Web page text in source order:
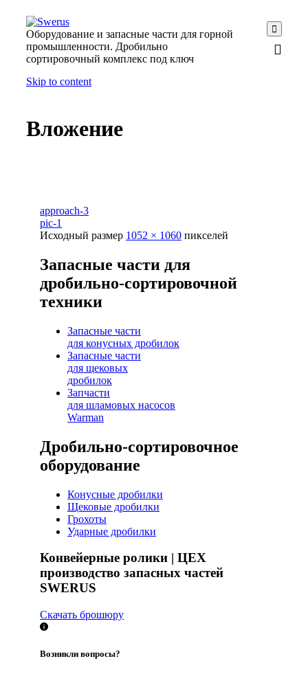
Оборудование и запасные части для горной
промышленности. Дробильно
сортировочный комплекс под ключ

Skip to content
Вложение
approach-3
pic-1
Исходный размер 1052 × 1060 пикселей
Запасные части для
дробильно-сортировочной
техники
Запасные части
для конусных дробилок
Запасные части
для щековых
дробилок
Запчасти
для шламовых насосов
Warman
Дробильно-сортировочное
оборудование
Конусные дробилки
Щековые дробилки
Грохоты
Ударные дробилки
Конвейерные ролики | ЦЕХ
производство запасных частей
SWERUS
Скачать брошюру
Возникли вопросы?